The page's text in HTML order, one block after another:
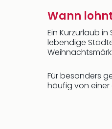
Wann
Ein Kurzurlaub
lebendige
Für besonders
häufig von